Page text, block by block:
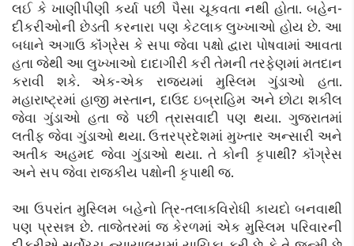
લઈ કે ખાણીપીણી કર્યા પછી પૈસા ચૂકવતા નથી હોતા. બહેન-
દીકરીઓની છેડતી કરનારા પણ કેટલાક લુખ્ખાઓ હોય છે. આ
બધાને અગાઉ કૉંગ્રેસ કે સપા જેવા પક્ષો દ્વારા પોષવામાં આવતા
હતા જેથી આ લુખ્ખાઓ દાદાગીરી કરી તેમની તરફેણમાં મતદાન
કરાવી શકે. એક-એક રાજ્યમાં મુસ્લિમ ગુંડાઓ હતા.
મહારાષ્ટ્રમાં હાજી મસ્તાન, દાઉદ ઇબ્રાહિમ અને છોટા શકીલ
જેવા ગુંડાઓ હતા જે પછી ત્રાસવાદી પણ થયા. ગુજરાતમાં
લતીફ જેવા ગુંડાઓ થયા. ઉત્તરપ્રદેશમાં મુખ્તાર અન્સારી અને
અતીક અહમદ જેવા ગુંડાઓ થયા. તે કોની કૃપાથી? કૉંગ્રેસ
અને સપ જેવા રાજકીય પક્ષોની કૃપાથી જ.
આ ઉપરાંત મુસ્લિમ બહેનો ત્રિ-તલાકવિરોધી કાયદો બનવાથી
પણ પ્રસન્ન છે. તાજેતરમાં જ કેરળમાં એક મુસ્લિમ પરિવારની